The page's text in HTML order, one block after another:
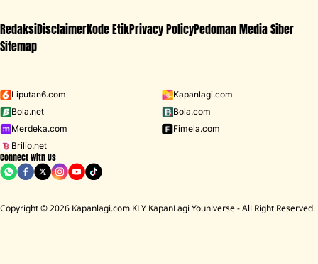
Iklan - Scroll ke bawah untuk melanjutkan
RedaksiDisclaimerKode EtikPrivacy PolicyPedoman Media Siber
Sitemap
Liputan6.com
Kapanlagi.com
Bola.net
Bola.com
Merdeka.com
Fimela.com
Brilio.net
Connect with Us
Copyright © 2026 Kapanlagi.com KLY KapanLagi Youniverse - All Right Reserved.
D ACADEMY 8 Raisa
Home Film Internasional